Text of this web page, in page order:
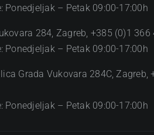
Ponedjeljak – Petak 09:00-17:00h
284, Zagreb, +385 (0)1 366
Ponedjeljak – Petak 09:00-17:00h
Grada Vukovara 284C, Zagreb,
Ponedjeljak – Petak 09:00-17:00h